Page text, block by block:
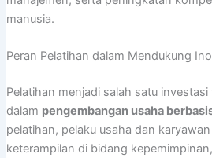
manusia.
Peran Pelatihan dalam Mendukung
Pelatihan menjadi salah satu
dalam pengembangan usaha
pelatihan, pelaku usaha dan
keterampilan di bidang